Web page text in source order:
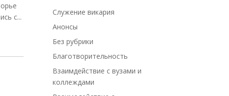
с...
Cлужение викария
Анонсы
Без рубрики
Благотворительность
Взаимдействие с вузами и
коллеждами